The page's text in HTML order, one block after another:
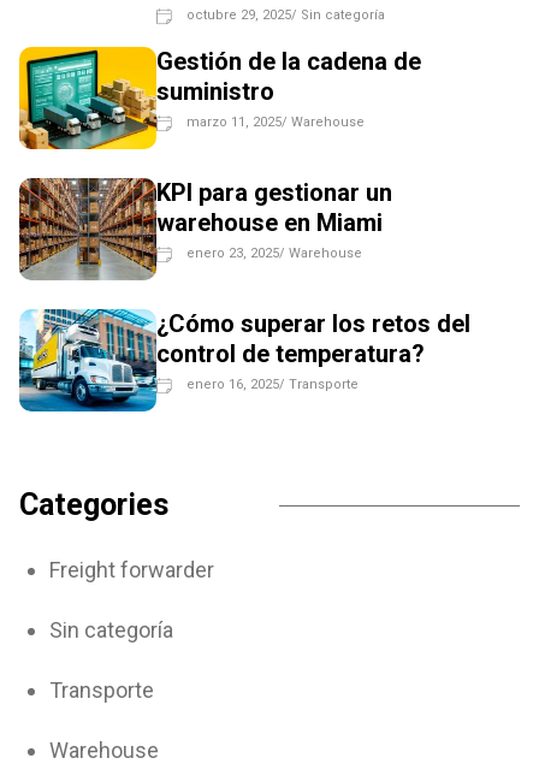
octubre 29, 2025/ Sin categoría
Gestión de la cadena de
suministro
marzo 11, 2025/ Warehouse
KPI para gestionar un
warehouse en Miami
enero 23, 2025/ Warehouse
¿Cómo superar los retos del
control de temperatura?
enero 16, 2025/ Transporte
Categories
Freight forwarder
Sin categoría
Transporte
Warehouse